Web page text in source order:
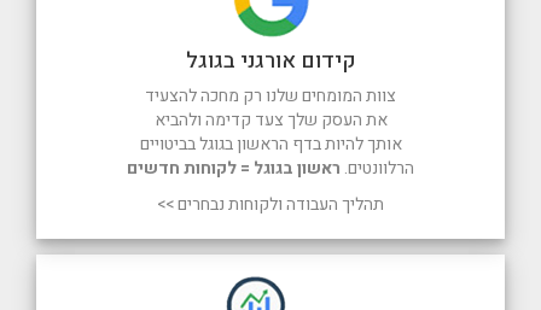
קידום אורגני בגוגל
צוות המומחים שלנו רק מחכה להצעיד
את העסק שלך צעד קדימה ולהביא
אותך להיות בדף הראשון בגוגל בביטויים
הרלוונטים. ראשון בגוגל = לקוחות חדשים
תהליך העבודה ולקוחות נבחרים >>